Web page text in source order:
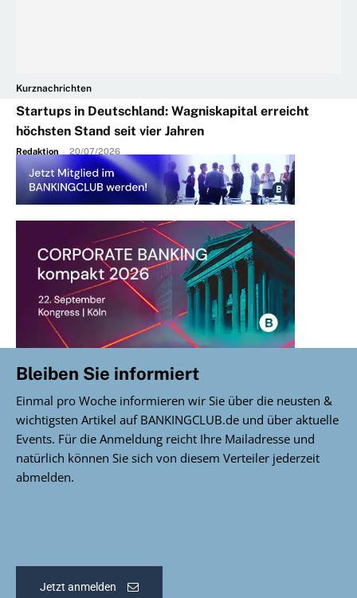
Kurznachrichten
Startups in Deutschland: Wagniskapital erreicht
höchsten Stand seit vier Jahren
Redaktion - 20/07/2026
Bleiben Sie informiert
Einmal pro Woche informieren wir Sie über die neusten &
wichtigsten Artikel auf BANKINGCLUB.de und über aktuelle
Events. Für die Anmeldung reicht Ihre Mailadresse und
natürlich können Sie sich von diesem Verteiler jederzeit
abmelden.
Jetzt anmelden